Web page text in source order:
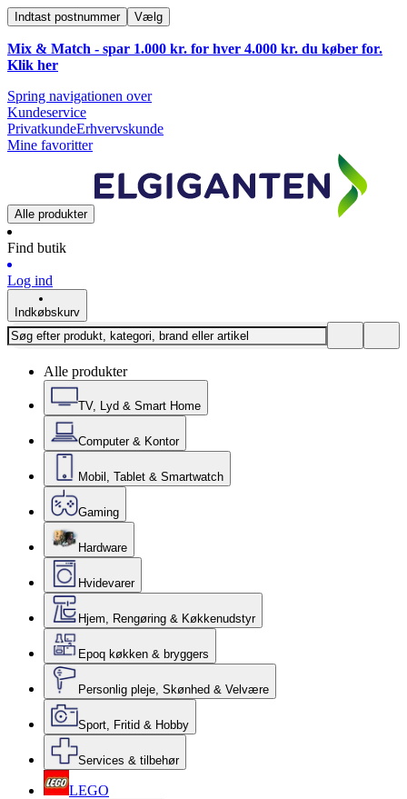
Indtast postnummer Vælg
Mix & Match - spar 1.000 kr. for hver 4.000 kr. du køber for.
Klik her
Spring navigationen over
Kundeservice
PrivatkundeErhvervskunde
Mine favoritter
Alle produkter
Find butik
Log ind
Indkøbskurv
Alle produkter
TV, Lyd & Smart Home
Computer & Kontor
Mobil, Tablet & Smartwatch
Gaming
Hardware
Hvidevarer
Hjem, Rengøring & Køkkenudstyr
Epoq køkken & bryggers
Personlig pleje, Skønhed & Velvære
Sport, Fritid & Hobby
Services & tilbehør
LEGO